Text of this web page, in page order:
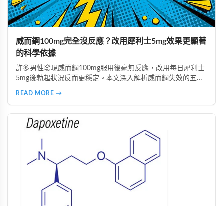
威而鋼100mg完全沒反應？改用犀利士5mg效果更顯著
的科學依據
許多男性發現威而鋼100mg服用後毫無反應，改用每日犀利士
5mg後勃起狀況反而更穩定。本文深入解析威而鋼失效的五大
READ MORE →